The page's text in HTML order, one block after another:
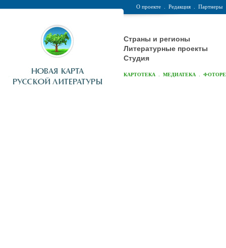
О проекте Редакция Партнеры
Страны и регионы
Литературные проекты
Студия
КАРТОТЕКА МЕДИАТЕКА